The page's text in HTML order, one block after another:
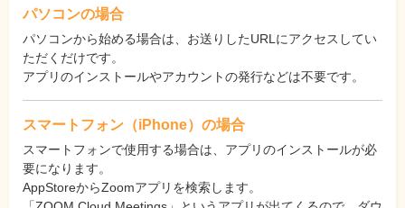
パソコンの場合
パソコンから始める場合は、お送りしたURLにアクセスしてい
ただくだけです。
アプリのインストールやアカウントの発行などは不要です。
スマートフォン（iPhone）の場合
スマートフォンで使用する場合は、アプリのインストールが必
要になります。
AppStoreからZoomアプリを検索します。